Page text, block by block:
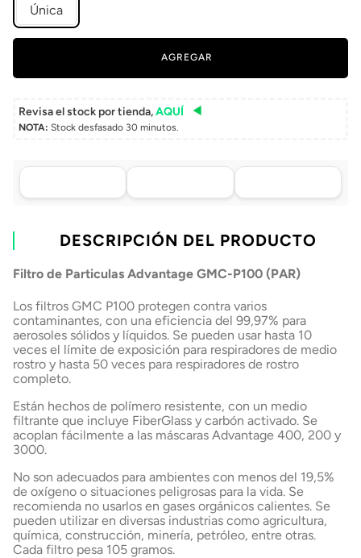
Única
AGREGAR
Revisa el stock por tienda,AQUÍ
NOTA: Stock desfasado 30 minutos.
Tu compra, directo a
todo Chile
Retiro en tienda sin
Elige tu tienda más
cercana
por WhatsApp
nuestros ejecutivos
DESCRIPCIÓN DEL PRODUCTO
Filtro de Particulas Advantage GMC-P100 (PAR)
Los filtros GMC P100 protegen contra varios
contaminantes, con una eficiencia del 99,97% para
aerosoles sólidos y líquidos. Se pueden usar hasta 10
veces el límite de exposición para respiradores de medio
rostro y hasta 50 veces para respiradores de rostro
completo.
Están hechos de polímero resistente, con un medio
filtrante que incluye FiberGlass y carbón activado. Se
acoplan fácilmente a las máscaras Advantage 400, 200 y
3000.
No son adecuados para ambientes con menos del 19,5%
de oxígeno o situaciones peligrosas para la vida. Se
recomienda no usarlos en gases orgánicos calientes. Se
pueden utilizar en diversas industrias como agricultura,
química, construcción, minería, petróleo, entre otras.
Cada filtro pesa 105 gramos.